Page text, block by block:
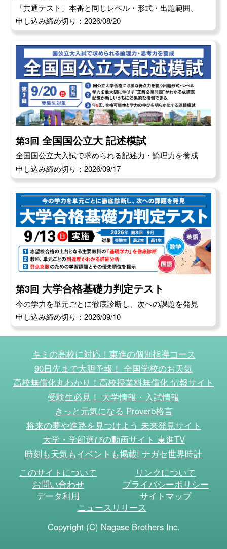
「共通テスト」本番と同じレベル・形式・出題範囲。
申し込み締め切り：2026/08/20
第3回 全国国公立大 記述模試
全国国公立大入試で求められる記述力・論理力を養成
申し込み締め切り：2026/09/17
第3回 大学合格基礎力判定テスト
今の学力を単元ごとに徹底診断し、次への課題を発見
申し込み締め切り：2026/09/10
キミの高校に対応！東進の個別指導コース
90日先まで大胆予報！ 全国学校のお天気
高校無償化丸わかり！高校授業料無償化 情報サイト
受験生必見！ 大学情報・入試情報
きっと元気になる Proverb格言
将来の夢や進路を見つけよう 未来発見サイト
大学・学部選びの動画サイト 東進TV
時刻も天気もイベントも掲載! ナガセ世界時計
このサイトについて
リンクについて
お問い合わせ
プライバシーポリシー
データ利用
サイトマップ
ニュースリリース
Copyright (C) Nagase Brothers Inc.